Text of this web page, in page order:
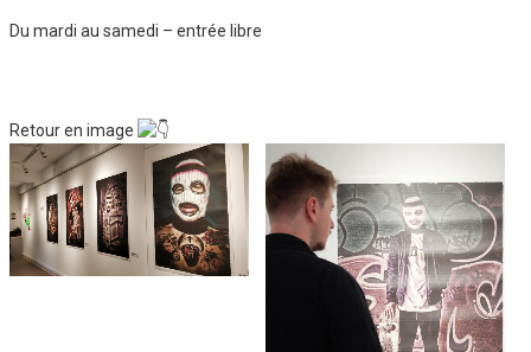
Du mardi au samedi – entrée libre
Retour en image